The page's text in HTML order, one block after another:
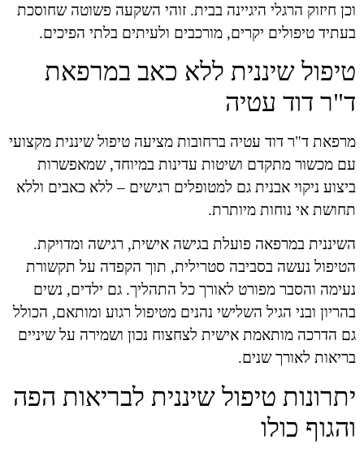
וכן חיזוק הרגלי היגיינה בבית. זוהי השקעה פשוטה שחוסכת
בעתיד טיפולים יקרים, מורכבים ולעיתים בלתי הפיכים.
טיפול שיננית ללא כאב במרפאת
ד"ר דוד עטיה
מרפאת ד"ר דוד עטיה ברחובות מציעה טיפול שיננית מקצועי
עם מכשור מתקדם ושיטות עדינות במיוחד, שמאפשרות
ביצוע ניקוי אבנית גם למטופלים רגישים – ללא כאבים וללא
תחושת אי נוחות מיותרת.
השיננית במרפאה פועלת בגישה אישית, רגישה ומדויקת.
הטיפול נעשה בסביבה סטרילית, תוך הקפדה על תקשורת
נעימה והסבר מפורט לאורך כל התהליך. גם ילדים, נשים
בהריון ובני הגיל השלישי נהנים מטיפול רגוע ומותאם, הכולל
גם הדרכה מותאמת אישית לצחצוח נכון ושמירה על שיניים
בריאות לאורך שנים.
יתרונות טיפול שיננית לבריאות הפה
והגוף כולו